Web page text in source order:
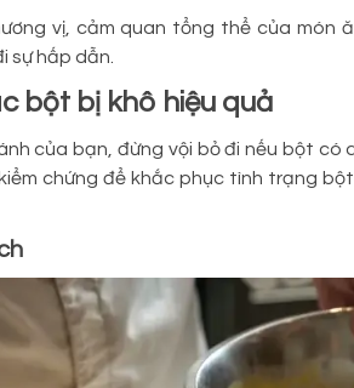
vị, cảm quan tổng thể của món
sự hấp dẫn.
bột bị khô hiệu quả
của bạn, đừng vội bỏ đi nếu bột có
chứng để khắc phục tình trạng